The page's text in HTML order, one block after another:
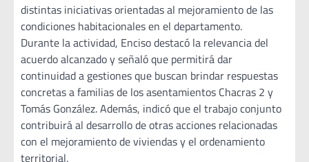
distintas iniciativas orientadas al mejoramiento de las
condiciones habitacionales en el departamento.
Durante la actividad, Enciso destacó la relevancia del
acuerdo alcanzado y señaló que permitirá dar
continuidad a gestiones que buscan brindar respuestas
concretas a familias de los asentamientos Chacras 2 y
Tomás González. Además, indicó que el trabajo conjunto
contribuirá al desarrollo de otras acciones relacionadas
con el mejoramiento de viviendas y el ordenamiento
territorial.